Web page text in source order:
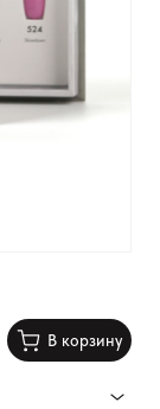
В корзину